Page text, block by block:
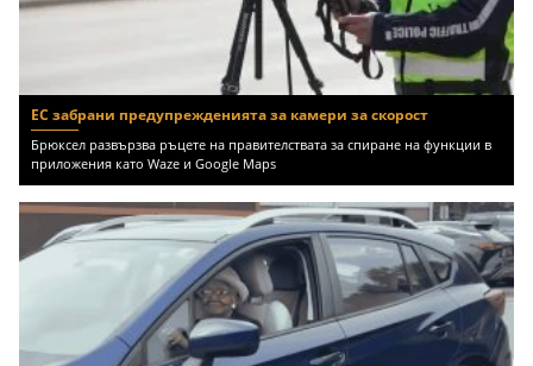
ЕС забрани предупрежденията за камери за скорост
Брюксел развързва ръцете на правителствата за спиране на функции в
приложения като Waze и Google Maps